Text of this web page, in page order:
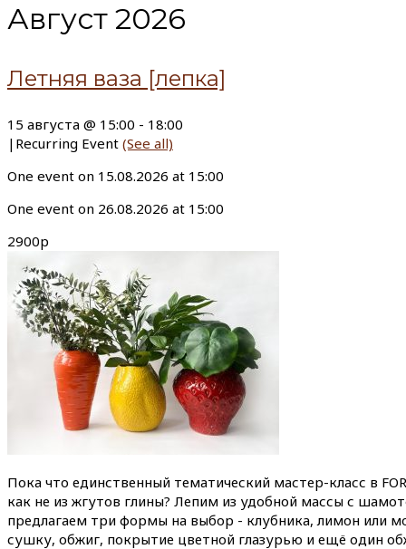
Август 2026
Летняя ваза [лепка]
15 августа @ 15:00 - 18:00
| Recurring Event (See all)
One event on 15.08.2026 at 15:00
One event on 26.08.2026 at 15:00
2900р
Пока что единственный тематический мастер-класс в
как не из жгутов глины? Лепим из удобной массы с
предлагаем три формы на выбор - клубника, лимон или
сушку, обжиг, покрытие цветной глазурью и ещё один